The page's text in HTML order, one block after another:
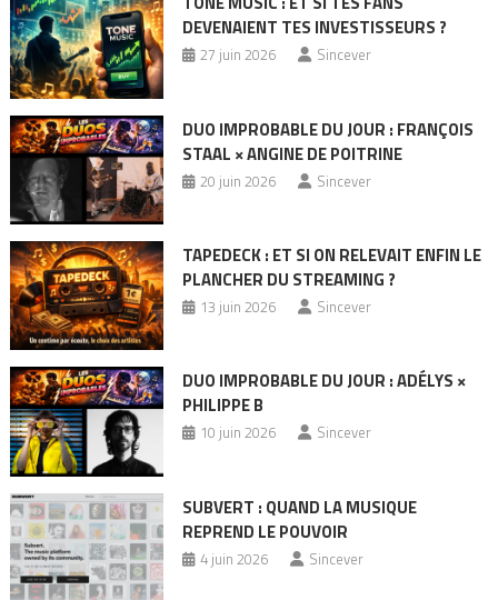
DEVENAIENT TES INVESTISSEURS ?
27 juin 2026 Sincever
DUO IMPROBABLE DU JOUR : FRANÇOIS
STAAL × ANGINE DE POITRINE
20 juin 2026 Sincever
TAPEDECK : ET SI ON RELEVAIT ENFIN LE
PLANCHER DU STREAMING ?
13 juin 2026 Sincever
DUO IMPROBABLE DU JOUR : ADÉLYS ×
PHILIPPE B
10 juin 2026 Sincever
SUBVERT : QUAND LA MUSIQUE
REPREND LE POUVOIR
4 juin 2026 Sincever